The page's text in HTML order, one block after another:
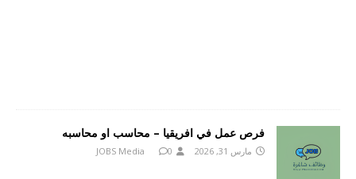
فرص عمل في افريقيا – محاسب او محاسبه
مارس 31, 2026 JOBS Media 0